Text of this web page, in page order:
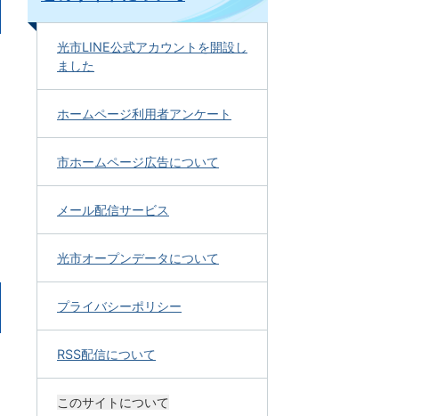
光市LINE公式アカウントを開設し
ました
ホームページ利用者アンケート
市ホームページ広告について
メール配信サービス
光市オープンデータについて
プライバシーポリシー
RSS配信について
このサイトについて